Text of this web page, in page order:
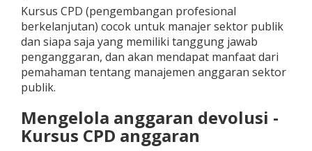
Kursus CPD (pengembangan profesional
berkelanjutan) cocok untuk manajer sektor publik
dan siapa saja yang memiliki tanggung jawab
penganggaran, dan akan mendapat manfaat dari
pemahaman tentang manajemen anggaran sektor
publik.
Mengelola anggaran devolusi -
Kursus CPD anggaran